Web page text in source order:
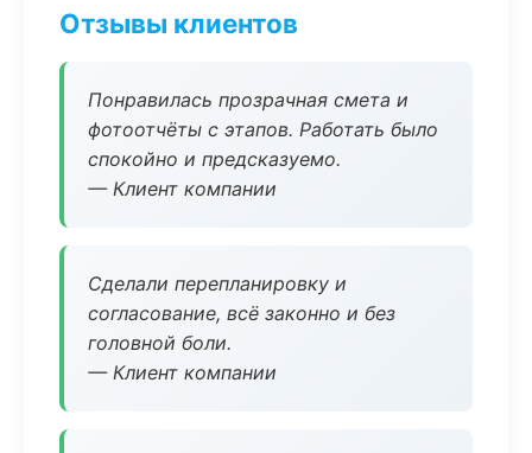
Отзывы клиентов
Понравилась прозрачная смета и
фотоотчёты с этапов. Работать было
спокойно и предсказуемо.
— Клиент компании
Сделали перепланировку и
согласование, всё законно и без
головной боли.
— Клиент компании